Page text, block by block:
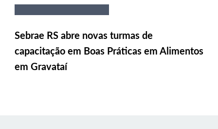
Sebrae RS abre novas turmas de
capacitação em Boas Práticas em Alimentos
em Gravataí